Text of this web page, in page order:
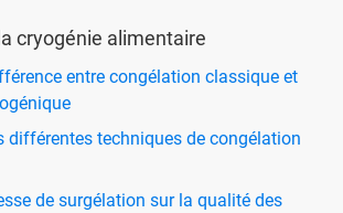
cryogénie alimentaire
entre congélation classique et
différentes techniques de congélation
de surgélation sur la qualité des